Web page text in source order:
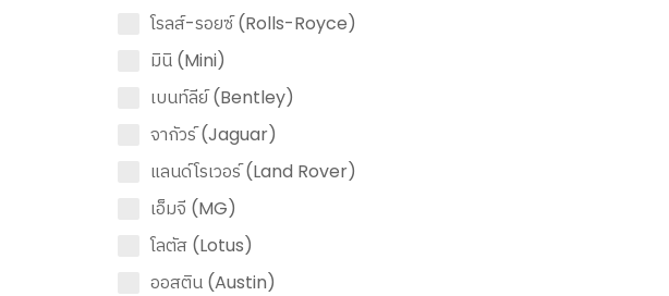
โรลส์-รอยซ์ (Rolls-Royce)
มินิ (Mini)
เบนท์ลีย์ (Bentley)
จากัวร์ (Jaguar)
แลนด์โรเวอร์ (Land Rover)
เอ็มจี (MG)
โลตัส (Lotus)
ออสติน (Austin)